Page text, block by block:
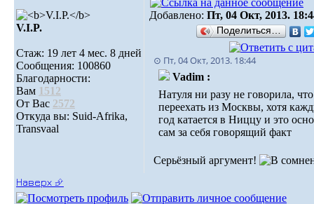
V.I.P.
Стаж: 19 лет 4 мес. 8 дней
Сообщения: 100860
Благодарности:
Вам 1512
От Вас 2572
Откуда вы: Suid-Afrika,
Transvaal
Добавлено: Пт, 04 Окт, 2013.
Поделиться…
⊙ Пт, 04 Окт, 2013. 18:44
Vadim :
Натуля ни разу не говорила,
переехать из Москвы, хотя
год катается в Ниццу и это
сам за себя говорящий факт
Серьёзный аргумент!
Наверх ⮵